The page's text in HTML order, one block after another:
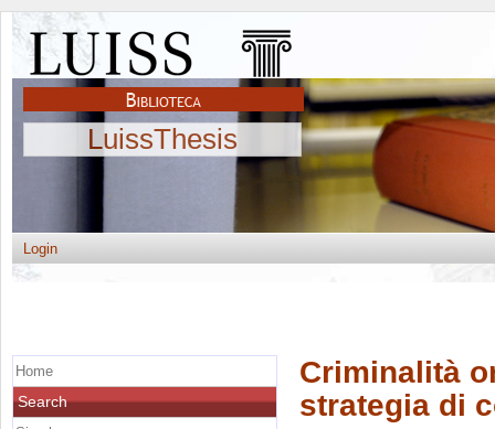
LuissThesis
Login
Criminalità
strategia di
Home
Search